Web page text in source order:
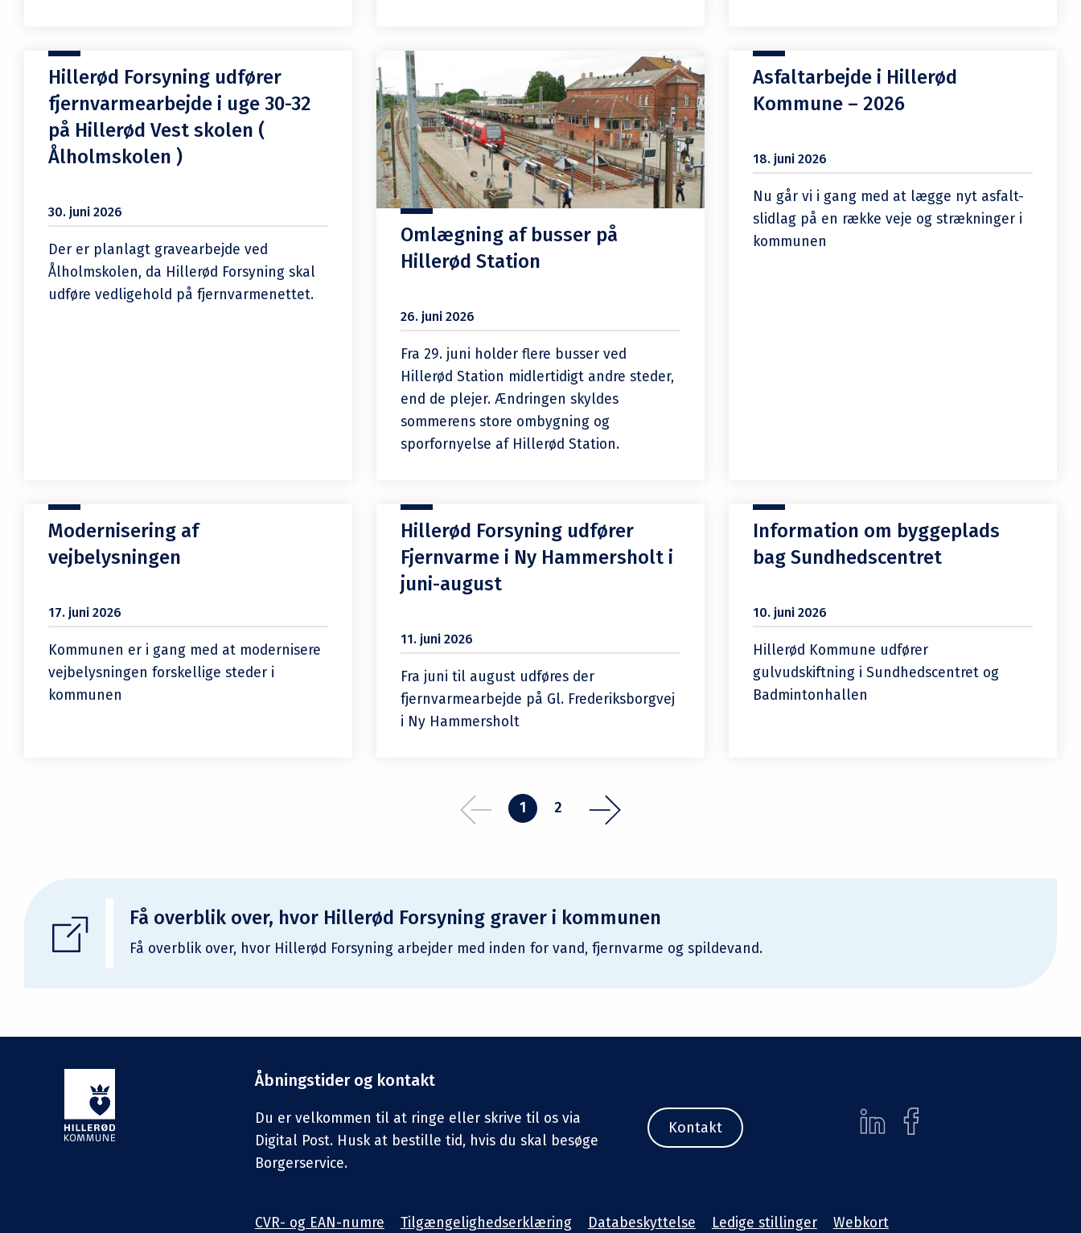
Hillerød Forsyning udfører
fjernvarmearbejde i uge 30-32
på Hillerød Vest skolen (
Ålholmskolen )
30. juni 2026
Der er planlagt gravearbejde ved
Ålholmskolen, da Hillerød Forsyning skal
udføre vedligehold på fjernvarmenettet.
Omlægning af busser på
Hillerød Station
26. juni 2026
Fra 29. juni holder flere busser ved
Hillerød Station midlertidigt andre steder,
end de plejer. Ændringen skyldes
sommerens store ombygning og
sporfornyelse af Hillerød Station.
Asfaltarbejde i Hillerød
Kommune – 2026
18. juni 2026
Nu går vi i gang med at lægge nyt asfalt-
slidlag på en række veje og strækninger i
kommunen
Modernisering af
vejbelysningen
17. juni 2026
Kommunen er i gang med at modernisere
vejbelysningen forskellige steder i
kommunen
Hillerød Forsyning udfører
Fjernvarme i Ny Hammersholt i
juni-august
11. juni 2026
Fra juni til august udføres der
fjernvarmearbejde på Gl. Frederiksborgvej
i Ny Hammersholt
Information om byggeplads
bag Sundhedscentret
10. juni 2026
Hillerød Kommune udfører
gulvudskiftning i Sundhedscentret og
Badmintonhallen
1 2
Få overblik over, hvor Hillerød Forsyning graver i kommunen
Få overblik over, hvor Hillerød Forsyning arbejder med inden for vand, fjernvarme og spildevand.
Åbningstider og kontakt
Du er velkommen til at ringe eller skrive til os via
Digital Post. Husk at bestille tid, hvis du skal besøge
Borgerservice.
Kontakt
CVR- og EAN-numre Tilgængelighedserklæring Databeskyttelse Ledige stillinger Webkort